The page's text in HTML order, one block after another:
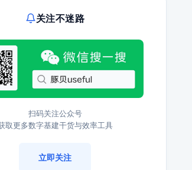
关注不迷路
扫码关注公众号
取更多数字基建干货与效率工具
立即关注